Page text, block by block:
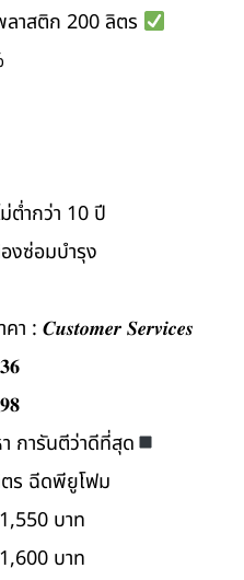
าสติก 200 ลิตร
ต่ำกว่า 10 ปี
งซ่อมบำรุง
: 𝑪𝒖𝒔𝒕𝒐𝒎𝒆𝒓 𝑺𝒆𝒓𝒗𝒊𝒄𝒆𝒔
การันตีว่าดีที่สุด
ร ฉีดพียูโฟม
บาท
บาท